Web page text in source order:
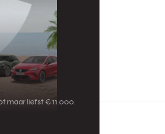
maar liefst € 11.000.